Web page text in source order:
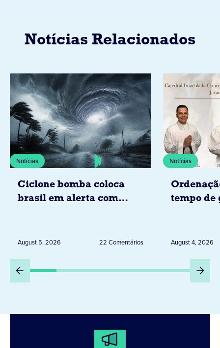
Notícias Relacionados
Notícias
Ciclone bomba coloca
brasil em alerta com
dias 6 e 8 de agosto
August 5, 2026 22 Comentários
Notícias
tempo de
August 4, 2026